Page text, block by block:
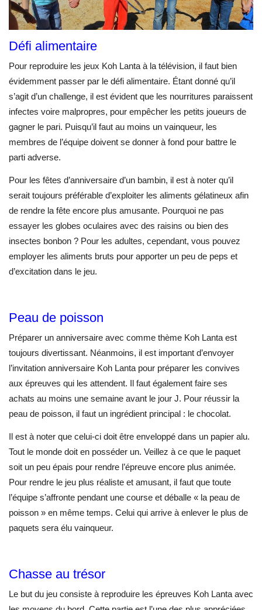
Défi alimentaire
Pour reproduire les jeux Koh Lanta à la télévision, il faut bien
évidemment passer par le défi alimentaire. Étant donné qu’il
s’agit d’un challenge, il est évident que les nourritures paraissent
infectes voire malpropres, pour empêcher les petits joueurs de
gagner le pari. Puisqu’il faut au moins un vainqueur, les
membres de l’équipe doivent se donner à fond pour battre le
parti adverse.
Pour les fêtes d’anniversaire d’un bambin, il est à noter qu’il
serait toujours préférable d’exploiter les aliments gélatineux afin
de rendre la fête encore plus amusante. Pourquoi ne pas
essayer les globes oculaires avec des raisins ou bien des
insectes bonbon ? Pour les adultes, cependant, vous pouvez
employer les aliments bruts pour apporter un peu de peps et
d’excitation dans le jeu.
Peau de poisson
Préparer un anniversaire avec comme thème Koh Lanta est
toujours divertissant. Néanmoins, il est important d’envoyer
l’invitation anniversaire Koh Lanta pour préparer les convives
aux épreuves qui les attendent. Il faut également faire ses
achats au moins une semaine avant le jour J. Pour réussir la
peau de poisson, il faut un ingrédient principal : le chocolat.
Il est à noter que celui-ci doit être enveloppé dans un papier alu.
Tout le monde doit en posséder un. Veillez à ce que le paquet
soit un peu épais pour rendre l’épreuve encore plus animée.
Pour rendre le jeu plus réaliste et amusant, il faut que toute
l’équipe s’affronte pendant une course et déballe « la peau de
poisson » en même temps. Celui qui arrive à enlever le plus de
paquets sera élu vainqueur.
Chasse au trésor
Le but du jeu consiste à reproduire les épreuves Koh Lanta avec